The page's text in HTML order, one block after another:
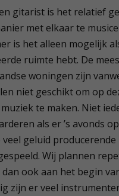
gitarist is het relatief
met elkaar te
is het alleen mogelijk
ruimte hebt. De
woningen zijn
niet geschikt om op
te maken. Niet
als er ’s avonds
veel geluid
Wij plannen
ook aan het begin
zijn er veel